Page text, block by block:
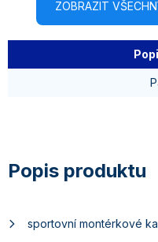
ZOBRAZIT
sportovní montérkové